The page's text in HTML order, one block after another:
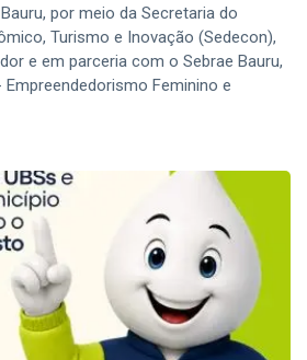
por meio da Secretaria do
Turismo e Inovação (Sedecon),
e em parceria com o Sebrae Bauru,
Empreendedorismo Feminino e